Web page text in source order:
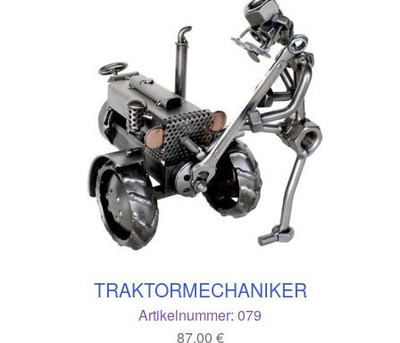
TRAKTORMECHANIKER
Artikelnummer: 079
87,00 €